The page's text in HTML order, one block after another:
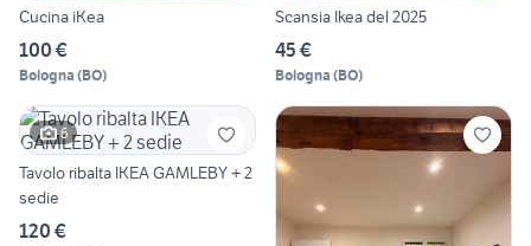
Cucina iKea
100 €
Bologna (BO)
Scansia Ikea del 2025
45 €
Bologna (BO)
6
Tavolo ribalta IKEA GAMLEBY + 2
sedie
120 €